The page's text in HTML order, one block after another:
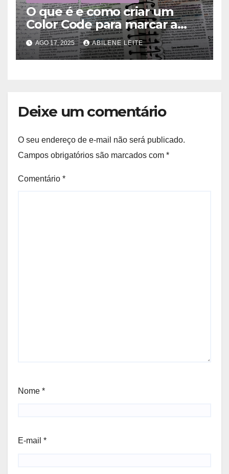
O que é e como criar um
Color Code para marcar a
Bíblia?
AGO 17, 2025 ABILENE LEITE
Deixe um comentário
O seu endereço de e-mail não será publicado.
Campos obrigatórios são marcados com *
Comentário *
Nome *
E-mail *